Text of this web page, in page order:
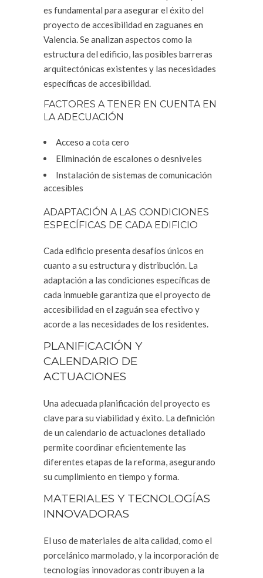
es fundamental para asegurar el éxito del
proyecto de accesibilidad en zaguanes en
Valencia. Se analizan aspectos como la
estructura del edificio, las posibles barreras
arquitectónicas existentes y las necesidades
específicas de accesibilidad.
FACTORES A TENER EN CUENTA EN
LA ADECUACIÓN
Acceso a cota cero
Eliminación de escalones o desniveles
Instalación de sistemas de comunicación
accesibles
ADAPTACIÓN A LAS CONDICIONES
ESPECÍFICAS DE CADA EDIFICIO
Cada edificio presenta desafíos únicos en
cuanto a su estructura y distribución. La
adaptación a las condiciones específicas de
cada inmueble garantiza que el proyecto de
accesibilidad en el zaguán sea efectivo y
acorde a las necesidades de los residentes.
PLANIFICACIÓN Y
CALENDARIO DE
ACTUACIONES
Una adecuada planificación del proyecto es
clave para su viabilidad y éxito. La definición
de un calendario de actuaciones detallado
permite coordinar eficientemente las
diferentes etapas de la reforma, asegurando
su cumplimiento en tiempo y forma.
MATERIALES Y TECNOLOGÍAS
INNOVADORAS
El uso de materiales de alta calidad, como el
porcelánico marmolado, y la incorporación de
tecnologías innovadoras contribuyen a la